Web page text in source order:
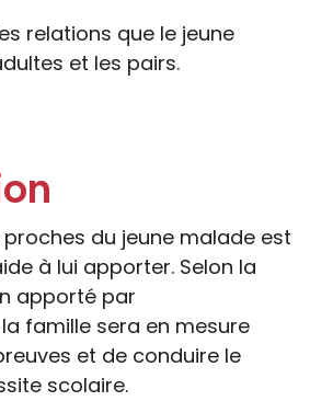
relations que le jeune
et les pairs.
du jeune malade est
à lui apporter. Selon la
apporté par
famille sera en mesure
et de conduire le
scolaire.